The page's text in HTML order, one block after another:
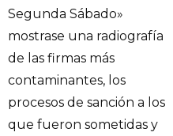
Segunda Sábado»
mostrase una radiografía
de las firmas más
contaminantes, los
procesos de sanción a los
que fueron sometidas y